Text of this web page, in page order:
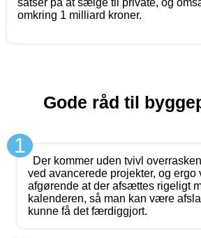
satser på at sælge til private, og
omkring 1 milliard kroner.
Gode råd til
1
Der kommer uden tvivl
ved avancerede projekter, og ergo
afgørende at der afsættes rigeligt
kalenderen, så man kan være
kunne få det færdiggjort.